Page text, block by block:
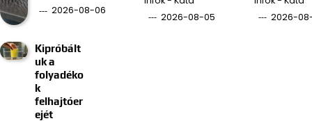
2026-08-06
2026-08-05
2026-
Kipróbált
uk a
folyadéko
k
felhajtóer
ejét